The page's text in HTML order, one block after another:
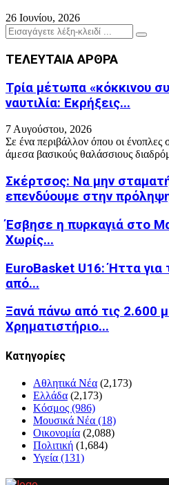
26 Ιουνίου, 2026
Search
for:
Search
ΤΕΛΕΥΤΑΙΑ ΑΡΘΡΑ
Τρία μέτωπα «κόκκινου
ναυτιλία: Εκρήξεις...
7 Αυγούστου, 2026
Σε ένα περιβάλλον όπου οι ένοπλες
άμεσα βασικούς θαλάσσιους
Σκέρτσος: Να μην
επενδύουμε στην
Έσβησε η πυρκαγιά στο
Χωρίς...
EuroBasket U16: Ήττα για
από...
Ξανά πάνω από τις 2.600
Χρηματιστήριο...
Kατηγορίες
Αθλητικά Νέα (2,173)
Ελλάδα (2,173)
Κόσμος (986)
Μουσικά Νέα (18)
Οικονομία (2,088)
Πολιτική (1,684)
Υγεία (131)